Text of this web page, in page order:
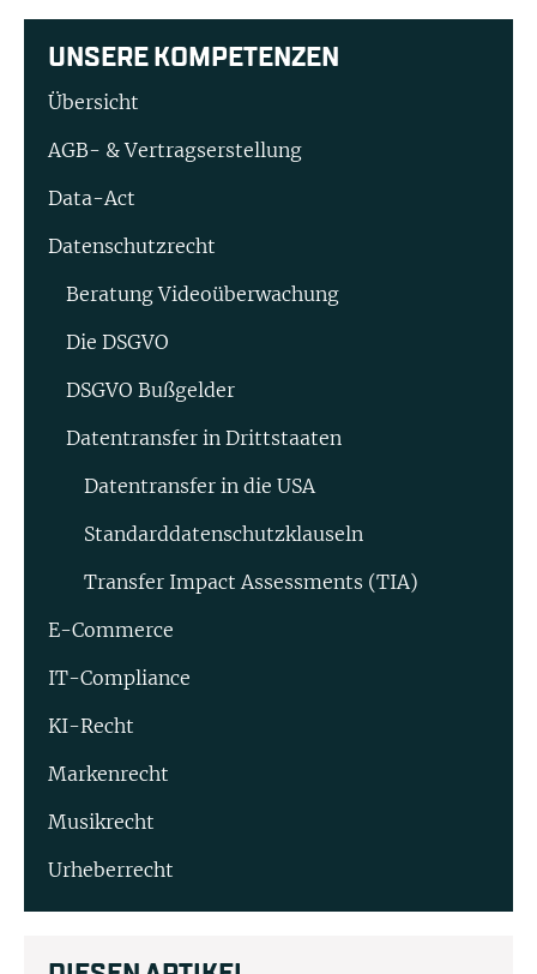
UNSERE KOMPETENZEN
Übersicht
AGB- & Vertragserstellung
Data-Act
Datenschutzrecht
Beratung Video­überwachung
Die DSGVO
DSGVO Bußgelder
Datentransfer in Drittstaaten
Datentransfer in die USA
Standard­datenschutz­klauseln
Transfer Impact Assessments (TIA)
E-Commerce
IT-Compliance
KI-Recht
Markenrecht
Musikrecht
Urheberrecht